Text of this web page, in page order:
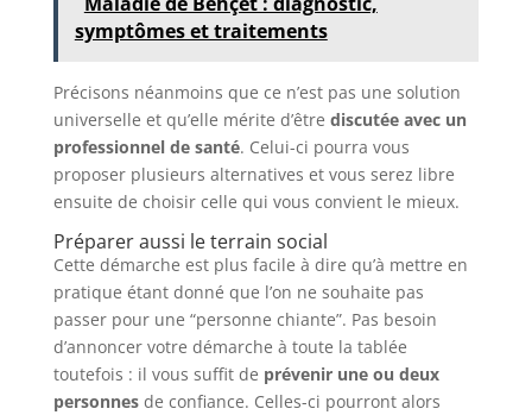
symptômes et traitements
Précisons néanmoins que ce n’est pas une solution
universelle et qu’elle mérite d’être discutée avec un
professionnel de santé. Celui-ci pourra vous
proposer plusieurs alternatives et vous serez libre
ensuite de choisir celle qui vous convient le mieux.
Préparer aussi le terrain social
Cette démarche est plus facile à dire qu’à mettre en
pratique étant donné que l’on ne souhaite pas
passer pour une “personne chiante”. Pas besoin
d’annoncer votre démarche à toute la tablée
toutefois : il vous suffit de prévenir une ou deux
personnesde confiance. Celles-ci pourront alors